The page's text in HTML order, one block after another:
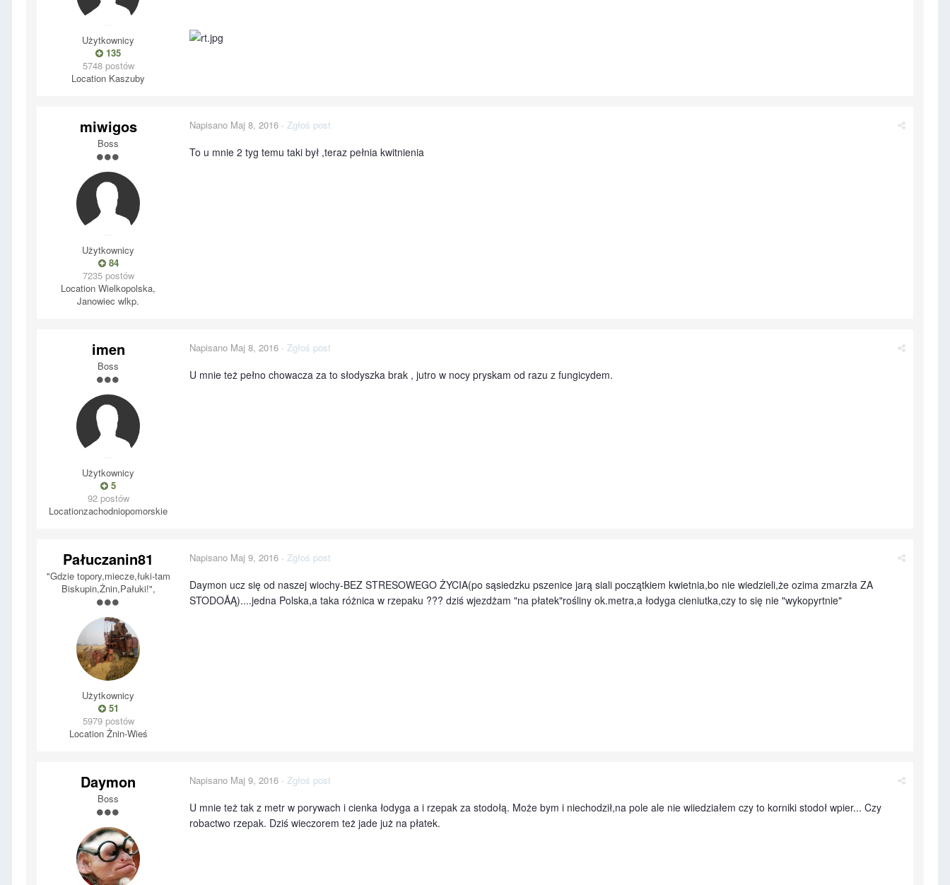
Użytkownicy
135
5748 postów
Location Kaszuby
miwigos
Boss
Użytkownicy
84
7235 postów
Location Wielkopolska,
Janowiec wlkp.
Napisano Maj 8, 2016 · Zgłoś post
To u mnie 2 tyg temu taki był ,teraz pełnia kwitnienia
imen
Boss
Użytkownicy
5
92 postów
Locationzachodniopomorskie
Napisano Maj 8, 2016 · Zgłoś post
U mnie też pełno chowacza za to słodyszka brak , jutro w nocy pryskam od razu z fungicydem.
Pałuczanin81
"Gdzie topory,miecze,łuki-tam
Biskupin,Żnin,Pałuki!",
Użytkownicy
51
5979 postów
LocationŻnin-Wieś
Napisano Maj 9, 2016 · Zgłoś post
Daymon ucz się od naszej wiochy-BEZ STRESOWEGO ŻYCIA(po sąsiedzku pszenice jarą siali początkiem kwietnia,bo nie wiedzieli,że ozima zmarzła ZA
STODOÅĄ)....jedna Polska,a taka różnica w rzepaku ??? dziś wjezdżam "na płatek"rośliny ok.metra,a łodyga cieniutka,czy to się nie "wykopyrtnie"
Daymon
Boss
Napisano Maj 9, 2016 · Zgłoś post
U mnie też tak z metr w porywach i cienka łodyga a i rzepak za stodołą. Może bym i niechodził,na pole ale nie wiiedziałem czy to korniki stodoł wpier... Czy
robactwo rzepak. Dziś wieczorem też jade już na płatek.